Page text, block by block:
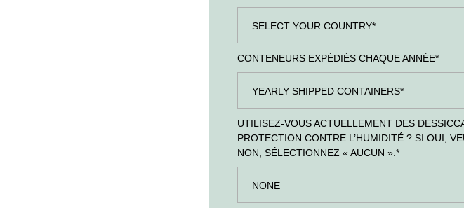
CONTENEURS EXPÉDIÉS CHAQUE ANNÉE*
UTILISEZ-VOUS ACTUELLEMENT DES
PROTECTION CONTRE L’HUMIDITÉ ? SI OUI,
NON, SÉLECTIONNEZ « AUCUN ».*